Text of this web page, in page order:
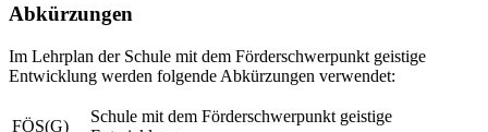
Abkürzungen
Im Lehrplan der Schule mit dem Förderschwerpunkt geistige
Entwicklung werden folgende Abkürzungen verwendet:
FÖS(G)
Schule mit dem Förderschwerpunkt geistige